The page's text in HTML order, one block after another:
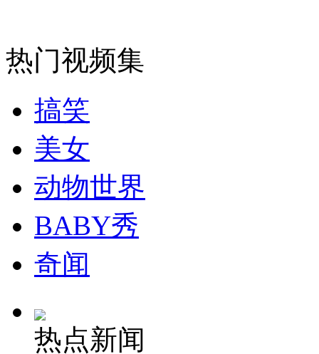
司机酒驾遇交警 急速倒车逃窜
热门视频集
搞笑
美女
动物世界
BABY秀
奇闻
热点新闻